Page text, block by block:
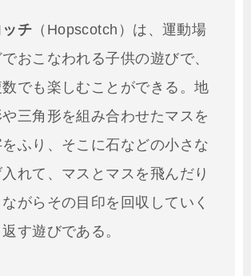
チ （Hopscotch）は、運動場
おこなわれる子供の遊びで、
でも楽しむことができる。地
三角形を組み合わせたマスを
ふり、そこに石などの小さな
れて、マスとマスを飛んだり
がらその目印を回収していく
す遊びである。